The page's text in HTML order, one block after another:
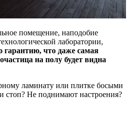
помещение, наподобие
лаборатории,
гарантию, что даже самая
на полу будет видна
ламинату или плитке босыми
стоп? Не поднимают настроения?